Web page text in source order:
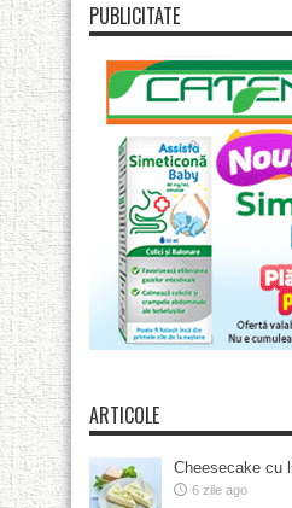
PUBLICITATE
ARTICOLE
Cheesecake cu
6 zile ago